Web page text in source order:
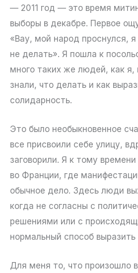
— 2011 год — это время
выборы в декабре. Первое
«Вау, мой народ проснулся, я
не делать». Я пошла к
много таких же людей, как я,
знали, что делать и как
солидарность.
Это было необыкновенное
все присвоили себе улицу,
заговорили. Я к тому
во Франции, где
обычное дело. Здесь люди
когда не согласны с
решениями или с
нормальный способ выразить
Для меня то, что произошло в